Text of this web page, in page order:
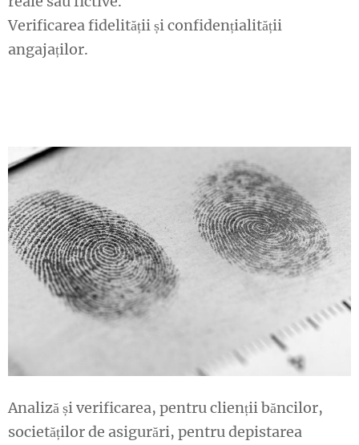
Verificarea fidelității și confidențialității
angajaților.
Analiză și verificarea, pentru clienții băncilor,
societăților de asigurări, pentru depistarea